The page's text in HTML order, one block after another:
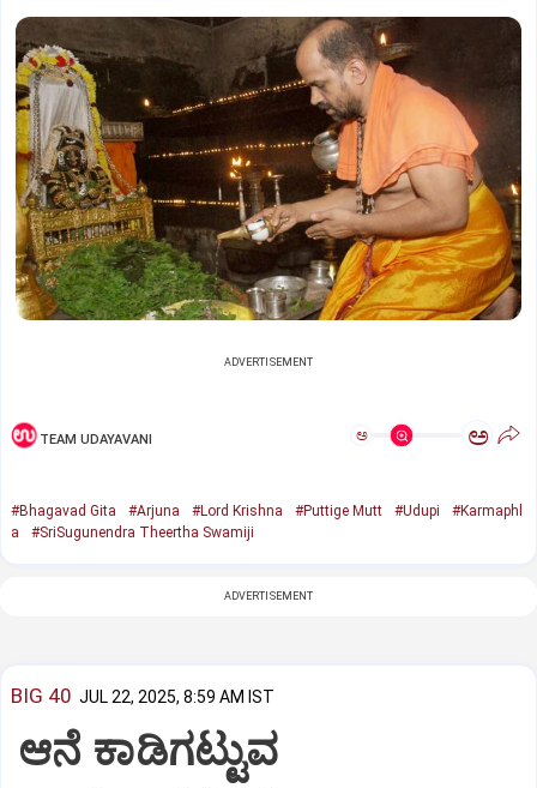
ADVERTISEMENT
TEAM UDAYAVANI ಅ ಅ
#Bhagavad Gita #Arjuna #Lord Krishna #Puttige Mutt #Udupi
#Karmaphl
a
#SriSugunendra Theertha Swamiji
ADVERTISEMENT
BIG 40 JUL 22, 2025, 8:59 AM IST
ಆನೆ ಕಾಡಿಗಟ್ಟುವ